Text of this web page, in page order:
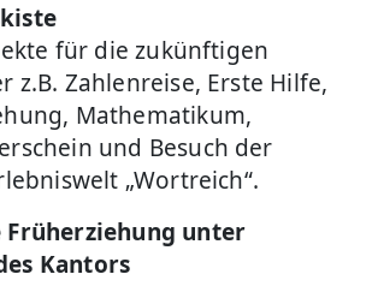
für die zukünftigen
z.B. Zahlenreise, Erste Hilfe,
Mathematikum,
und Besuch der
„Wortreich“.
Früherziehung unter
Kantors